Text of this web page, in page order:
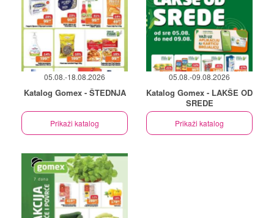
05.08.-18.08.2026
Katalog Gomex - ŠTEDNJA
Prikaži katalog
05.08.-09.08.2026
Katalog Gomex - LAKŠE OD
SREDE
Prikaži katalog